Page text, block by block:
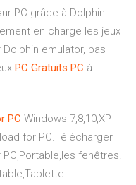
PC grâce à Dolphin
en charge les jeux
emulator, pas
PC Gratuits PC à
PC Windows 7,8,10,XP
for PC.Télécharger
fenêtres.